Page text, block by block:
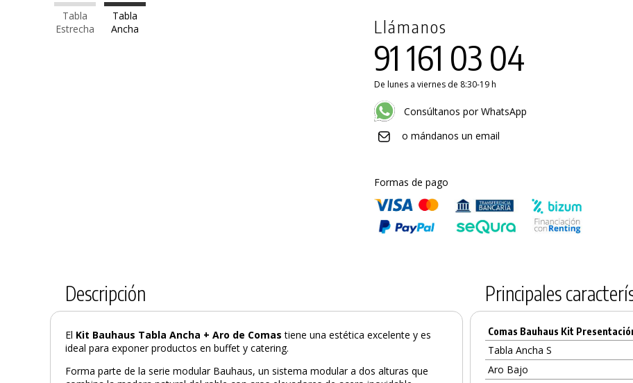
Tabla
Estrecha
Tabla
Ancha
Llámanos
91 161 03 04
De lunes a viernes de 8:30-19 h
Consúltanos por WhatsApp
o mándanos un email
Formas de pago
Descripción
El Kit Bauhaus Tabla Ancha + Aro de Comas tiene una estética excelente y es
ideal para exponer productos en buffet y catering.
Forma parte de la serie modular Bauhaus, un sistema modular a dos alturas que
Principales
Comas Bauhaus Kit
Tabla Ancha S
Aro Bajo